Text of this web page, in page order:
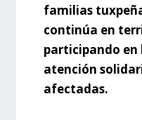
familias
continúa en
participando en
atención
afectadas.